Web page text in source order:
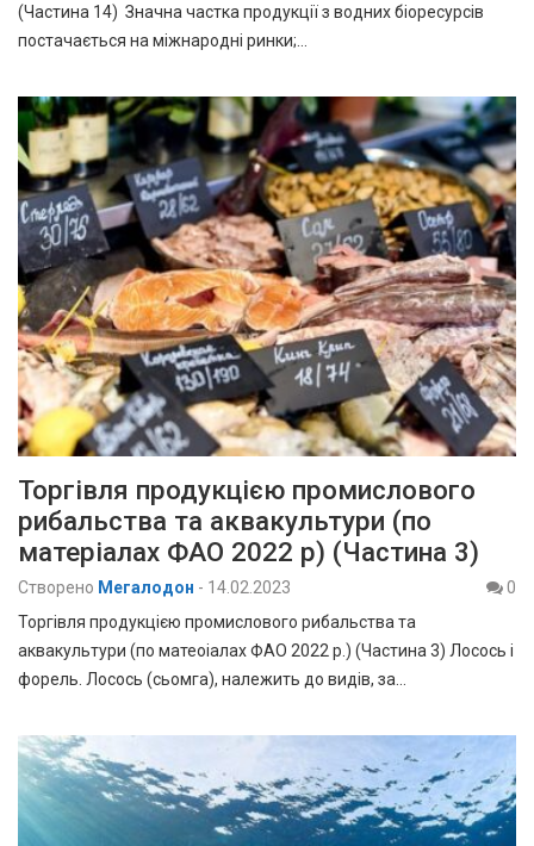
(Частина 14) Значна частка продукції з водних біоресурсів
постачається на міжнародні ринки;…
Торгівля продукцією промислового
рибальства та аквакультури (по
матеріалах ФАО 2022 р) (Частина 3)
Створено Мегалодон - 14.02.2023
0
Торгівля продукцією промислового рибальства та
аквакультури (по матеоіалах ФАО 2022 р.) (Частина 3) Лосось і
форель. Лосось (сьомга), належить до видів, за…